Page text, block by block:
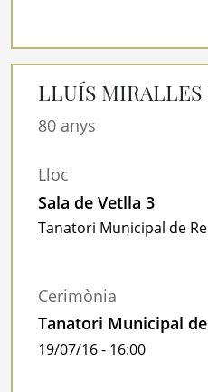
LLUÍS MIRALLES
80 anys
Lloc
Sala de Vetlla 3
Tanatori Municipal de
Cerimònia
Tanatori Municipal
19/07/16 - 16:00